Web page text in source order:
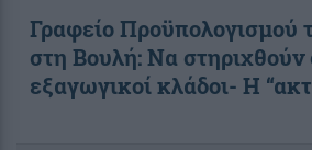
Γραφείο Προϋπολογισμού
στη Βουλή: Να στηριχθούν
εξαγωγικοί κλάδοι- Η